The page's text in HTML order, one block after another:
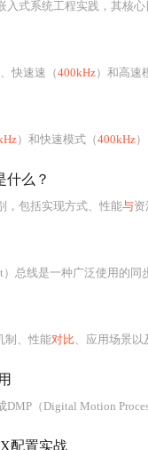
快速速（400kHz）和高速
）和快速模式（400kHz
什么？
，包括实现方式、性能与
广泛使用的同步、半双工、多主从串行
制、性能对比、应用场景以
DMP（Digital Motion
配置实战